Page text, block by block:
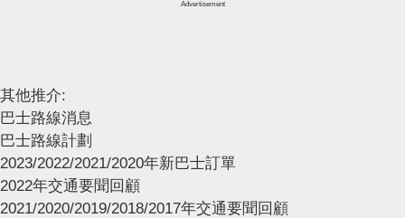
Advertisement
其他推介:
巴士路線消息
巴士路線計劃
2023/2022/2021/2020年新巴士訂單
2022年交通要聞回顧
2021/2020/2019/2018/2017年交通要聞回顧